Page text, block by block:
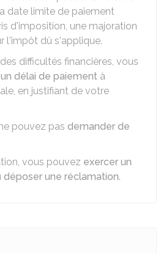
date limite de paiement
d'imposition, une majoration
l'impôt dû s'applique.
difficultés financières, vous
délai de paiement à
en justifiant de votre
pouvez pas demander de
vous pouvez exercer un
déposer une réclamation.